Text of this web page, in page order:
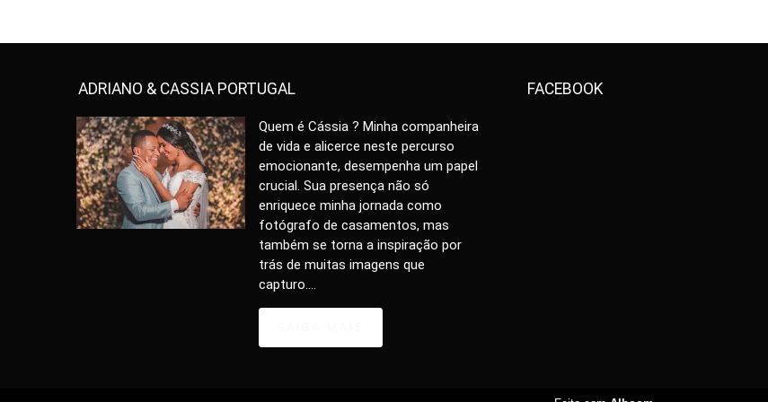
ADRIANO & CASSIA PORTUGAL
Quem é Cássia ? Minha companheira
de vida e alicerce neste percurso
emocionante, desempenha um papel
crucial. Sua presença não só
enriquece minha jornada como
fotógrafo de casamentos, mas
também se torna a inspiração por
trás de muitas imagens que
capturo....
FACEBOOK